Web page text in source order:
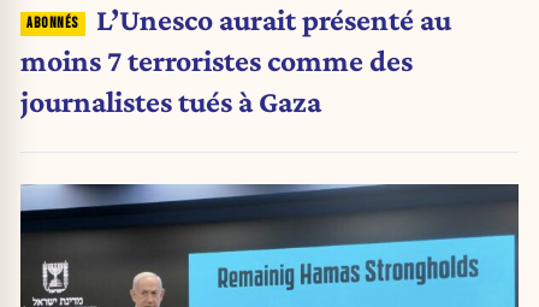
L’Unesco aurait présenté au
moins 7 terroristes comme des
journalistes tués à Gaza